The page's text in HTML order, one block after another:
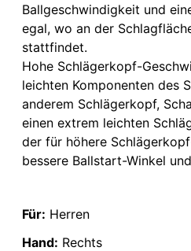
Ballgeschwindigkeit und
egal, wo an der
stattfindet.
Hohe Schlägerkopf-
leichten Komponenten des
anderem Schlägerkopf,
einen extrem leichten
der für höhere
bessere Ballstart-Winkel
Für: Herren
Hand: Rechts